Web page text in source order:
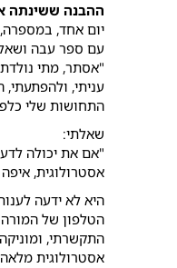
ההבנה ששינתה
יום אחד,
עם ספר עבה
"אסתר, מתי
עניתי,
התחושות שלי
שאלתי:
"אם את יכולה
אסטרולוגית,
היא לא ידעה
הטלפון של המורה
התקשרתי,
אסטרולוגית